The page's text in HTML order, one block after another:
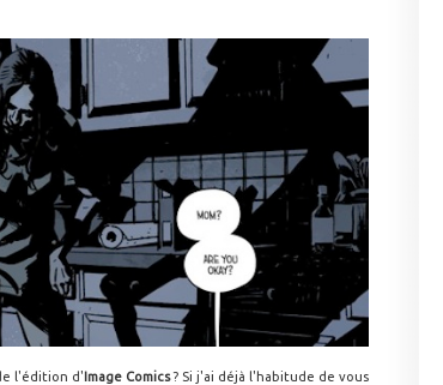
l'édition d'Image Comics? Si j'ai déjà l'habitude de vous